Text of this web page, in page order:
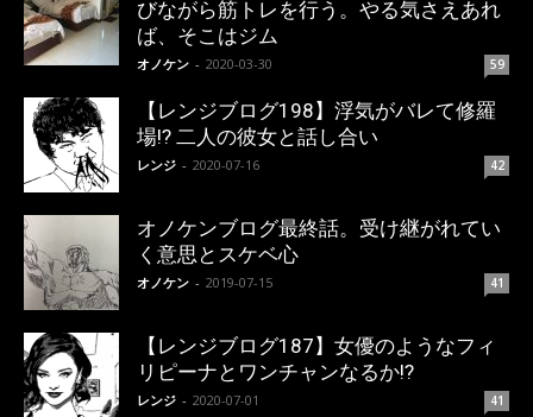
びながら筋トレを行う。やる気さえあれ
ば、そこはジム
オノケン - 2020-03-30 59
【レンジブログ198】浮気がバレて修羅
場!? 二人の彼女と話し合い
レンジ - 2020-07-16 42
オノケンブログ最終話。受け継がれてい
く意思とスケベ心
オノケン - 2019-07-15 41
【レンジブログ187】女優のようなフィ
リピーナとワンチャンなるか!?
レンジ - 2020-07-01 41